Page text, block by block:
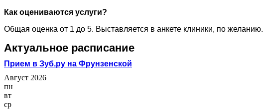
Как оцениваются услуги?
Общая оценка от 1 до 5. Выставляется в анкете клиники, по желанию.
Актуальное расписание
Прием в Зуб.ру на Фрунзенской
Август 2026
пн
вт
ср